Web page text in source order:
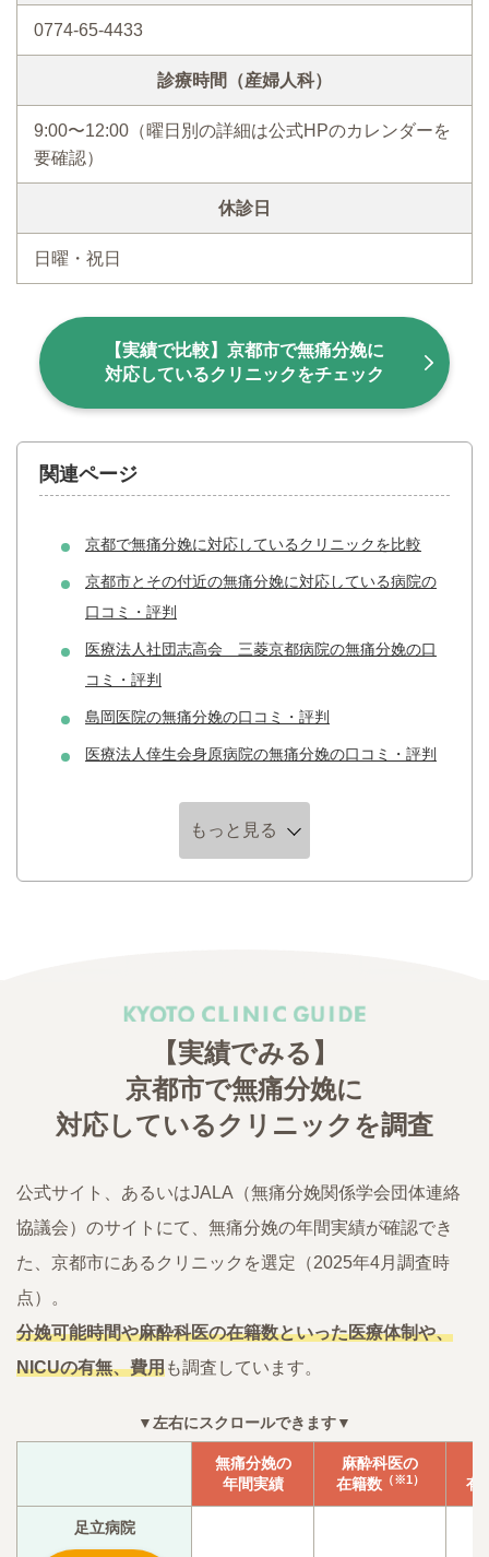
0774-65-4433
診療時間（産婦人科）
9:00〜12:00（曜日別の詳細は公式HPのカレンダーを
要確認）
休診日
日曜・祝日
【実績で比較】京都市で無痛分娩に
対応しているクリニックをチェック
関連ページ
京都で無痛分娩に対応しているクリニックを比較
京都市とその付近の無痛分娩に対応している病院の
口コミ・評判
医療法人社団志高会 三菱京都病院の無痛分娩の口
コミ・評判
島岡医院の無痛分娩の口コミ・評判
医療法人倖生会身原病院の無痛分娩の口コミ・評判
もっと見る
【実績でみる】
京都市で無痛分娩に
対応しているクリニックを調査
公式サイト、あるいはJALA（無痛分娩関係学会団体連絡
協議会）のサイトにて、無痛分娩の年間実績が確認でき
た、京都市にあるクリニックを選定（2025年4月調査時
点）。
分娩可能時間や麻酔科医の在籍数といった医療体制や、
NICUの有無、費用も調査しています。
▼左右にスクロールできます▼
無痛分娩の
年間実績
麻酔科医の
在籍数（※1）
有
足立病院